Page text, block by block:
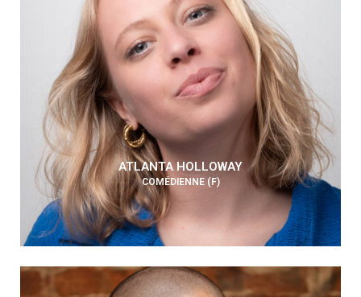
ATLANTA HOLLOWAY
COMÉDIENNE (F)